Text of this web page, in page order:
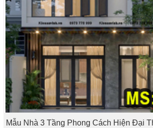
Mẫu Nhà 3 Tầng Phong Cách Hiện Đại